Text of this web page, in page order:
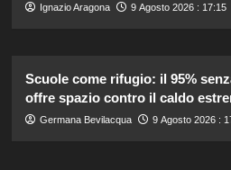
Ignazio Aragona 9 Agosto 2026 : 17:15
Scuole come rifugio: il 95%
offre spazio contro il caldo
Germana Bevilacqua 9 Agosto 2026 :